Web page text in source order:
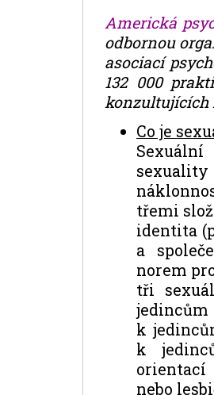
Americká
odbornou
asociací
132 000
konzultujících
Co je
třemi
identita
a
norem
tři
jedincům
k
k
orientací
nebo